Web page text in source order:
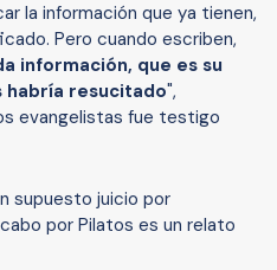
la información que ya tienen,
Pero cuando escriben,
información, que es su
habría resucitado",
evangelistas fue testigo
supuesto juicio por
por Pilatos es un relato